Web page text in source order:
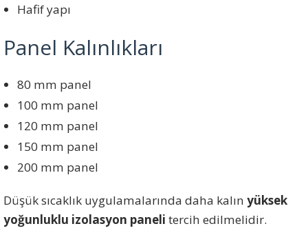
Hafif yapı
Panel Kalınlıkları
80 mm panel
100 mm panel
120 mm panel
150 mm panel
200 mm panel
Düşük sıcaklık uygulamalarında daha kalın yüksek
yoğunluklu izolasyon paneli tercih edilmelidir.